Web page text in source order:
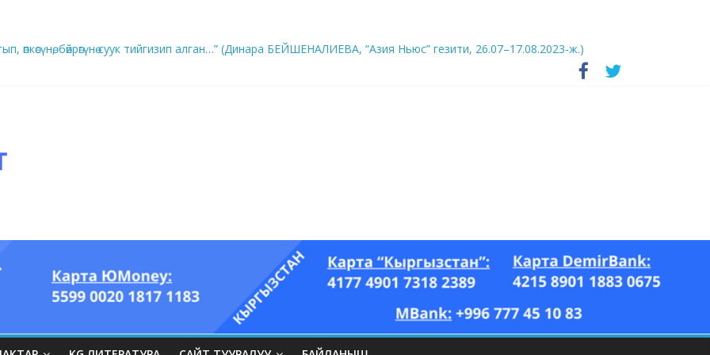
өпкөсүнө, бөйрөгүнө суук тийгизип алган…” (Динара БЕЙШЕНАЛИЕВА, “Азия Ньюс” гезити, 26.07–17.08.2023-ж.)
он үч акындын котормосунда